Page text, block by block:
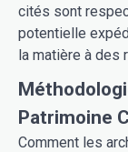
cités sont
potentielle
la matière à des
Patrimoine
Comment les